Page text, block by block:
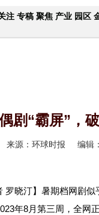
注 专稿 聚焦 产业 园区
剧“霸屏”，
来源：环球时报 编辑：
罗晓汀】暑期档网剧
年8月第三周，全网